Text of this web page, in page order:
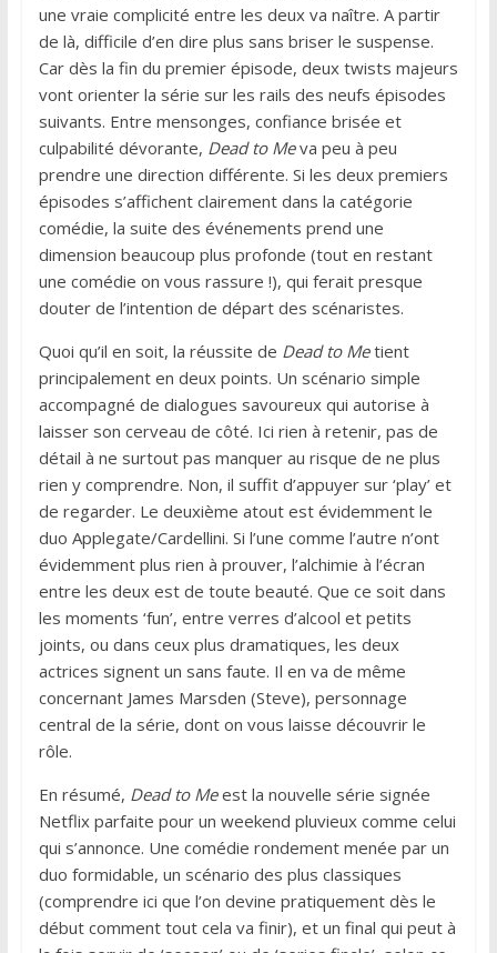
une vraie complicité entre les deux va naître. A partir
de là, difficile d’en dire plus sans briser le suspense.
Car dès la fin du premier épisode, deux twists majeurs
vont orienter la série sur les rails des neufs épisodes
suivants. Entre mensonges, confiance brisée et
culpabilité dévorante, Dead to Meva peu à peu
prendre une direction différente. Si les deux premiers
épisodes s’affichent clairement dans la catégorie
comédie, la suite des événements prend une
dimension beaucoup plus profonde (tout en restant
une comédie on vous rassure !), qui ferait presque
douter de l’intention de départ des scénaristes.
Quoi qu’il en soit, la réussite de Dead to Metient
principalement en deux points. Un scénario simple
accompagné de dialogues savoureux qui autorise à
laisser son cerveau de côté. Ici rien à retenir, pas de
détail à ne surtout pas manquer au risque de ne plus
rien y comprendre. Non, il suffit d’appuyer sur ‘play’ et
de regarder. Le deuxième atout est évidemment le
duo Applegate/Cardellini. Si l’une comme l’autre n’ont
évidemment plus rien à prouver, l’alchimie à l’écran
entre les deux est de toute beauté. Que ce soit dans
les moments ‘fun’, entre verres d’alcool et petits
joints, ou dans ceux plus dramatiques, les deux
actrices signent un sans faute. Il en va de même
concernant James Marsden (Steve), personnage
central de la série, dont on vous laisse découvrir le
rôle.
En résumé, Dead to Meest la nouvelle série signée
Netflix parfaite pour un weekend pluvieux comme celui
qui s’annonce. Une comédie rondement menée par un
duo formidable, un scénario des plus classiques
(comprendre ici que l’on devine pratiquement dès le
début comment tout cela va finir), et un final qui peut à